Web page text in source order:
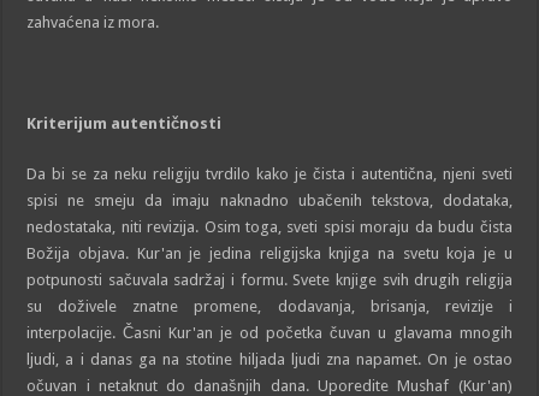
zahvaćena iz mora.
Kriterijum autentičnosti
Da bi se za neku religiju tvrdilo kako je čista i autentična, njeni sveti
spisi ne smeju da imaju naknadno ubačenih tekstova, dodataka,
nedostataka, niti revizija. Osim toga, sveti spisi moraju da budu čista
Božija objava. Kur'an je jedina religijska knjiga na svetu koja je u
potpunosti sačuvala sadržaj i formu. Svete knjige svih drugih religija
su doživele znatne promene, dodavanja, brisanja, revizije i
interpolacije. Časni Kur'an je od početka čuvan u glavama mnogih
ljudi, a i danas ga na stotine hiljada ljudi zna napamet. On je ostao
očuvan i netaknut do današnjih dana. Uporedite Mushaf (Kur'an)